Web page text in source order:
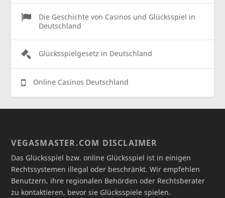
Die Geschichte von Casinos und Glücksspiel in
Deutschland
Glücksspielgesetz in Deutschland
Online Casinos Deutschland
VEGASMASTER.COM DISCLAIMER
Das Glücksspiel bzw. online Glücksspiel ist in einigen
Rechtssystemen illegal oder beschränkt. Wir empfehlen
Benutzern, ihre regionalen Behörden oder Rechtsberater
zu kontaktieren, bevor sie Glücksspiele spielen.